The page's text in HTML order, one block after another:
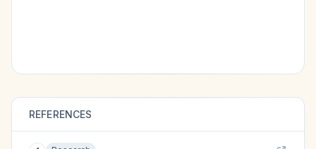
REFERENCES